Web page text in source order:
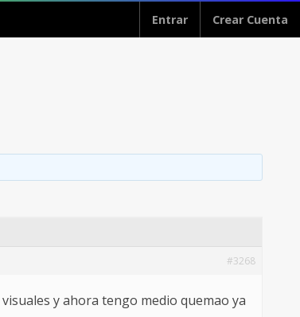
Entrar Crear Cuenta
#3268
y ahora tengo medio quemao ya